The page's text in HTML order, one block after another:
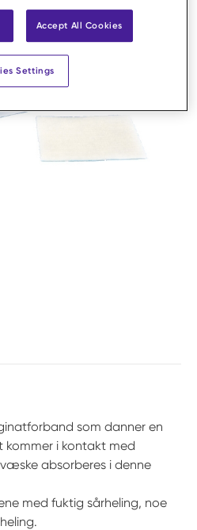
som danner en
kommer i kontakt med
absorberes i denne
med fuktig sårheling, noe
Accept All Cookies
Settings